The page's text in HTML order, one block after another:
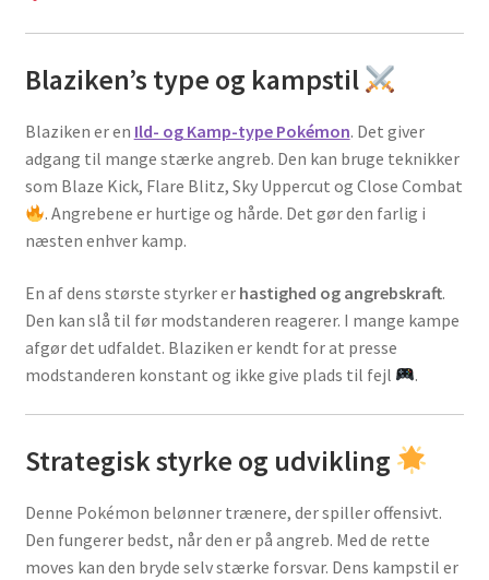
Blaziken’s type og kampstil
Blaziken er en Ild- og Kamp-type Pokémon. Det giver
adgang til mange stærke angreb. Den kan bruge teknikker
som Blaze Kick, Flare Blitz, Sky Uppercut og Close Combat
. Angrebene er hurtige og hårde. Det gør den farlig i
næsten enhver kamp.
En af dens største styrker er hastighed og angrebskraft.
Den kan slå til før modstanderen reagerer. I mange kampe
afgør det udfaldet. Blaziken er kendt for at presse
modstanderen konstant og ikke give plads til fejl
.
Strategisk styrke og udvikling
Denne Pokémon belønner trænere, der spiller offensivt.
Den fungerer bedst, når den er på angreb. Med de rette
moves kan den bryde selv stærke forsvar. Dens kampstil er